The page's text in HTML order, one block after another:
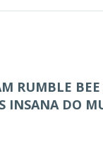
RUMBLE
INSANA DO